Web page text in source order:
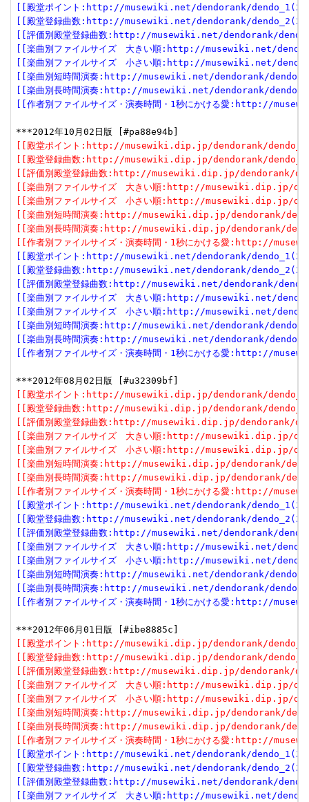
[[殿堂ポイント:http://musewiki.net/dendorank/
[[殿堂登録曲数:http://musewiki.net/dendorank/
[[評価別殿堂登録曲数:http://musewiki.net/dendorank/
[[楽曲別ファイルサイズ　大きい順:http://musewiki.net/
[[楽曲別ファイルサイズ　小さい順:http://musewiki.net/
[[楽曲別短時間演奏:http://musewiki.net/dendorank/
[[楽曲別長時間演奏:http://musewiki.net/dendorank/
[[作者別ファイルサイズ・演奏時間・1秒にかける愛:http://
[[殿堂ポイント:http://musewiki.dip.jp/dendorank/
[[殿堂登録曲数:http://musewiki.dip.jp/dendorank/
[[評価別殿堂登録曲数:http://musewiki.dip.jp/dendorank/
[[楽曲別ファイルサイズ　大きい順:http://musewiki.dip.jp/
[[楽曲別ファイルサイズ　小さい順:http://musewiki.dip.jp/
[[楽曲別短時間演奏:http://musewiki.dip.jp/dendorank/
[[楽曲別長時間演奏:http://musewiki.dip.jp/dendorank/
[[作者別ファイルサイズ・演奏時間・1秒にかける愛:http://
[[殿堂ポイント:http://musewiki.net/dendorank/
[[殿堂登録曲数:http://musewiki.net/dendorank/
[[評価別殿堂登録曲数:http://musewiki.net/dendorank/
[[楽曲別ファイルサイズ　大きい順:http://musewiki.net/
[[楽曲別ファイルサイズ　小さい順:http://musewiki.net/
[[楽曲別短時間演奏:http://musewiki.net/dendorank/
[[楽曲別長時間演奏:http://musewiki.net/dendorank/
[[作者別ファイルサイズ・演奏時間・1秒にかける愛:http://
[[殿堂ポイント:http://musewiki.dip.jp/dendorank/
[[殿堂登録曲数:http://musewiki.dip.jp/dendorank/
[[評価別殿堂登録曲数:http://musewiki.dip.jp/dendorank/
[[楽曲別ファイルサイズ　大きい順:http://musewiki.dip.jp/
[[楽曲別ファイルサイズ　小さい順:http://musewiki.dip.jp/
[[楽曲別短時間演奏:http://musewiki.dip.jp/dendorank/
[[楽曲別長時間演奏:http://musewiki.dip.jp/dendorank/
[[作者別ファイルサイズ・演奏時間・1秒にかける愛:http://
[[殿堂ポイント:http://musewiki.net/dendorank/
[[殿堂登録曲数:http://musewiki.net/dendorank/
[[評価別殿堂登録曲数:http://musewiki.net/dendorank/
[[楽曲別ファイルサイズ　大きい順:http://musewiki.net/
[[楽曲別ファイルサイズ　小さい順:http://musewiki.net/
[[楽曲別短時間演奏:http://musewiki.net/dendorank/
[[楽曲別長時間演奏:http://musewiki.net/dendorank/
[[作者別ファイルサイズ・演奏時間・1秒にかける愛:http://
[[殿堂ポイント:http://musewiki.dip.jp/dendorank/
[[殿堂登録曲数:http://musewiki.dip.jp/dendorank/
[[評価別殿堂登録曲数:http://musewiki.dip.jp/dendorank/
[[楽曲別ファイルサイズ　大きい順:http://musewiki.dip.jp/
[[楽曲別ファイルサイズ　小さい順:http://musewiki.dip.jp/
[[楽曲別短時間演奏:http://musewiki.dip.jp/dendorank/
[[楽曲別長時間演奏:http://musewiki.dip.jp/dendorank/
[[作者別ファイルサイズ・演奏時間・1秒にかける愛:http://
[[殿堂ポイント:http://musewiki.net/dendorank/
[[殿堂登録曲数:http://musewiki.net/dendorank/
[[評価別殿堂登録曲数:http://musewiki.net/dendorank/
[[楽曲別ファイルサイズ　大きい順:http://musewiki.net/